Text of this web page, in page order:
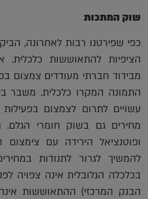
שוק המתכות
כפי שפירטנו רבות לאחרונה,
הציפיות להתאוששות
מבידוד חברתי מעודדים צמצום
התמונה המקרו כלכלית. משבר
עשויים לתרום לצמצום בפעילות
מחירים גם בשוק חומרי הגלם.
ופוטנציאל הירידה עם צימצום
להמשיך לגרור לתנודות